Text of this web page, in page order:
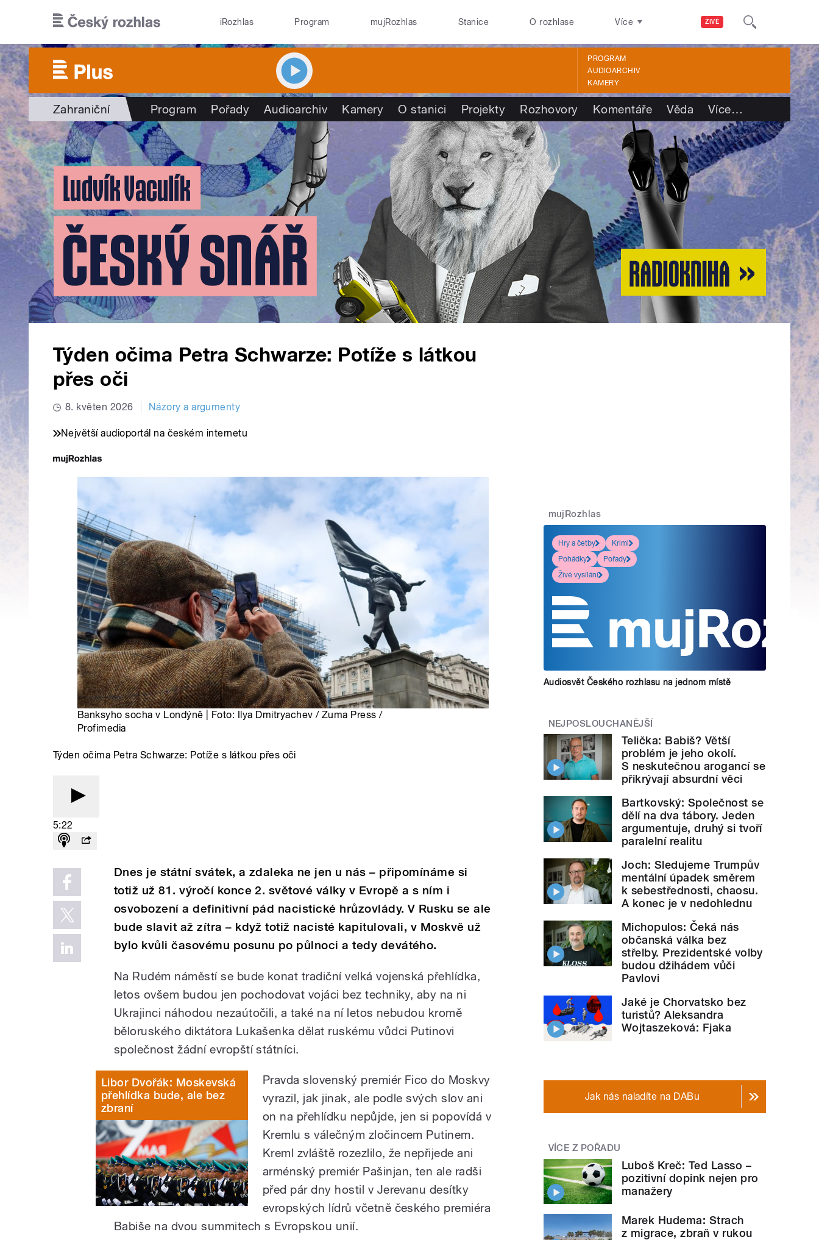
ŽIVĚ
iRozhlas Program mujRozhlas Stanice O rozhlase Více
PROGRAM
AUDIOARCHIV
KAMERY
Zahraniční Program Pořady Audioarchiv Kamery O stanici Projekty Rozhovory Komentáře Věda Více…
Týden očima Petra Schwarze: Potíže s látkou
přes oči
8. květen 2026 Názory a argumenty
Největší audioportál na českém internetu
Banksyho socha v Londýně | Foto: Ilya Dmitryachev / Zuma Press /
Profimedia
Týden očima Petra Schwarze: Potíže s látkou přes oči
5:22
Dnes je státní svátek, a zdaleka ne jen u nás – připomínáme si
totiž už 81. výročí konce 2. světové války v Evropě a s ním i
osvobození a definitivní pád nacistické hrůzovlády. V Rusku se ale
bude slavit až zítra – když totiž nacisté kapitulovali, v Moskvě už
bylo kvůli časovému posunu po půlnoci a tedy devátého.
Na Rudém náměstí se bude konat tradiční velká vojenská přehlídka,
letos ovšem budou jen pochodovat vojáci bez techniky, aby na ni
Ukrajinci náhodou nezaútočili, a také na ní letos nebudou kromě
běloruského diktátora Lukašenka dělat ruskému vůdci Putinovi
společnost žádní evropští státníci.
Libor Dvořák: Moskevská
přehlídka bude, ale bez
zbraní
Pravda slovenský premiér Fico do Moskvy
vyrazil, jak jinak, ale podle svých slov ani
on na přehlídku nepůjde, jen si popovídá v
Kremlu s válečným zločincem Putinem.
Kreml zvláště rozezlilo, že nepřijede ani
arménský premiér Pašinjan, ten ale radši
před pár dny hostil v Jerevanu desítky
evropských lídrů včetně českého premiéra
Babiše na dvou summitech s Evropskou unií.
mujRozhlas
Hry a četby
Krimi
Pohádky
Pořady
Živé vysílání
Audiosvět Českého rozhlasu na jednom místě
NEJPOSLOUCHANĚJŠÍ
Telička: Babiš? Větší
problém je jeho okolí.
S neskutečnou arogancí se
přikrývají absurdní věci
Bartkovský: Společnost se
dělí na dva tábory. Jeden
argumentuje, druhý si tvoří
paralelní realitu
Joch: Sledujeme Trumpův
mentální úpadek směrem
k sebestřednosti, chaosu.
A konec je v nedohlednu
Michopulos: Čeká nás
občanská válka bez
střelby. Prezidentské volby
budou džihádem vůči
Pavlovi
Jaké je Chorvatsko bez
turistů? Aleksandra
Wojtaszeková: Fjaka
Jak nás naladíte na DABu
VÍCE Z POŘADU
Luboš Kreč: Ted Lasso –
pozitivní dopink nejen pro
manažery
Marek Hudema: Strach
z migrace, zbraň v rukou